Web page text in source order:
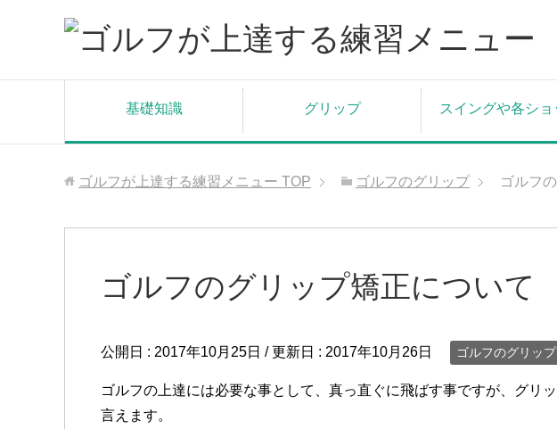
基礎知識 グリップ スイングや各ショ
ゴルフが上達する練習メニュー TOP ゴルフのグリップ ゴルフ
ゴルフのグリップ矯正について
公開日 : 2017年10月25日 / 更新日 : 2017年10月26日 ゴルフのグリップ
ゴルフの上達には必要な事として、真っ直ぐに飛ばす事ですが、グリ
言えます。